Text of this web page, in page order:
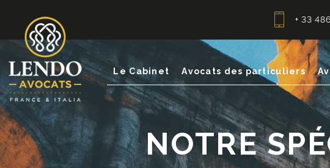
+ 33
Le Cabinet Avocats des particuliers
NOTRE